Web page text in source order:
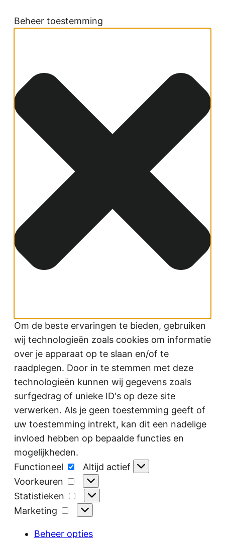
Beheer toestemming
Om de beste ervaringen te bieden, gebruiken
wij technologieën zoals cookies om informatie
over je apparaat op te slaan en/of te
raadplegen. Door in te stemmen met deze
technologieën kunnen wij gegevens zoals
surfgedrag of unieke ID's op deze site
verwerken. Als je geen toestemming geeft of
uw toestemming intrekt, kan dit een nadelige
invloed hebben op bepaalde functies en
mogelijkheden.
Functioneel
Functioneel
Altijd actief
Voorkeuren
Voorkeuren
Statistieken
Statistieken
Marketing
Marketing
Beheer opties